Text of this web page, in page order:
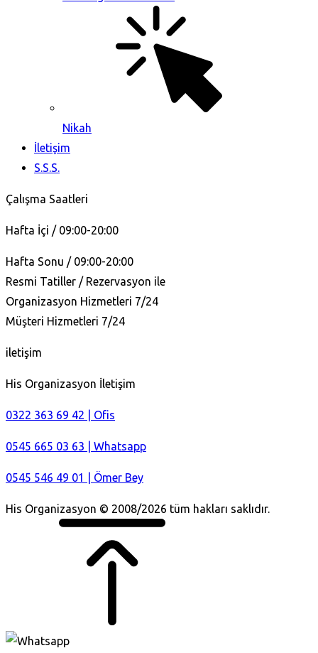
Nikah
İletişim
S.S.S.
Çalışma Saatleri
Hafta İçi / 09:00-20:00
Hafta Sonu / 09:00-20:00
Resmi Tatiller / Rezervasyon ile
Organizasyon Hizmetleri 7/24
Müşteri Hizmetleri 7/24
iletişim
His Organizasyon İletişim
0322 363 69 42 | Ofis
0545 665 03 63 | Whatsapp
0545 546 49 01 | Ömer Bey
His Organizasyon © 2008/2026 tüm hakları saklıdır.